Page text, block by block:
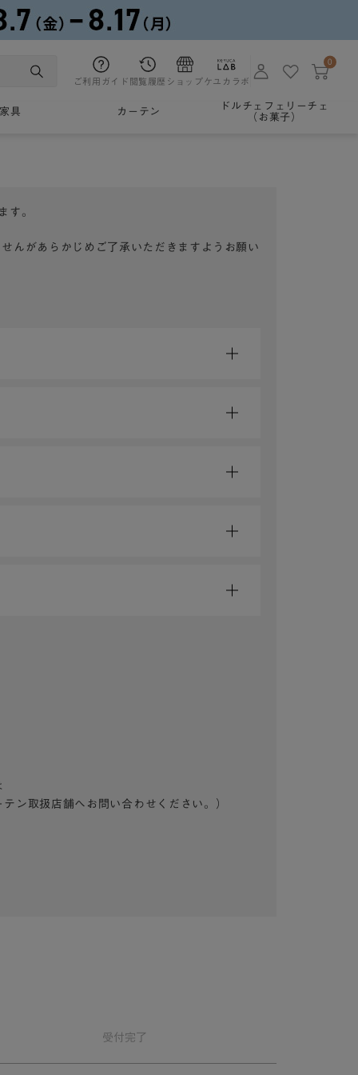
ご利用ガイド 閲覧履歴 ショップケユカラボ
0
家具 カーテン
ドルチェフェリーチェ
（お菓子）
す。
んがあらかじめご了承いただきますようお願い
ン取扱店舗へお問い合わせください。）
受付完了